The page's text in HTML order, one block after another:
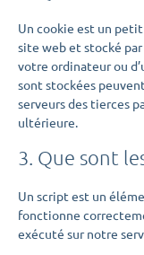
Un cookie est un
site web et stocké
votre ordinateur ou
sont stockées
serveurs des tierces
ultérieure.
3. Que sont
Un script est un
fonctionne
exécuté sur notre